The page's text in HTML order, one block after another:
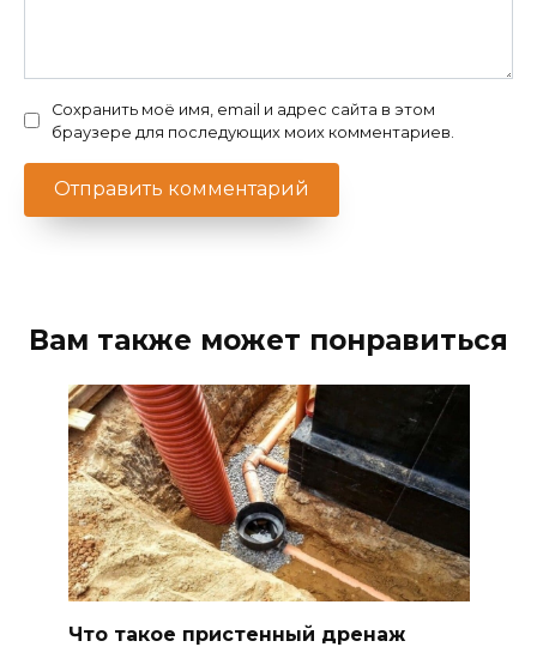
Сохранить моё имя, email и адрес сайта в этом
браузере для последующих моих комментариев.
Вам также может понравиться
Что такое пристенный дренаж